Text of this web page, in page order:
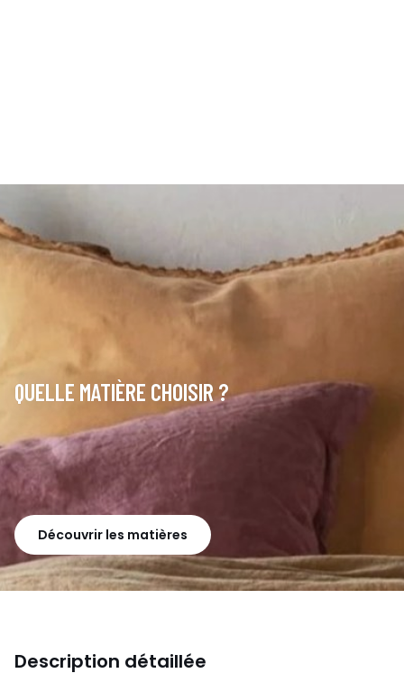
QUELLE MATIÈRE CHOISIR ?
Découvrir les matières
Description détaillée